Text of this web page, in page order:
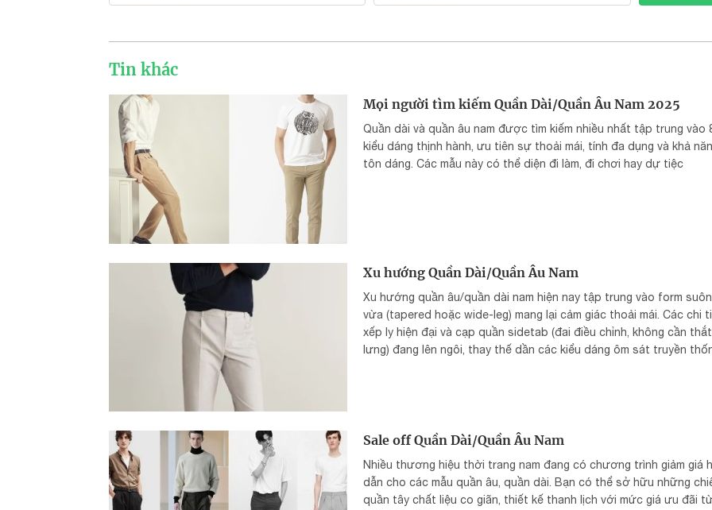
Tin khác
Mọi người tìm kiếm Quần Dài/Quần Âu Nam 2025
Quần dài và quần âu nam được tìm kiếm nhiều nhất tập trung vào
kiểu dáng thịnh hành, ưu tiên sự thoải mái, tính đa dụng và khả
tôn dáng. Các mẫu này có thể diện đi làm, đi chơi hay dự tiệc
Xu hướng Quần Dài/Quần Âu Nam
Xu hướng quần âu/quần dài nam hiện nay tập trung vào form
vừa (tapered hoặc wide-leg) mang lại cảm giác thoải mái. Các chi
xếp ly hiện đại và cạp quần sidetab (đai điều chỉnh, không cần thắt
lưng) đang lên ngôi, thay thế dần các kiểu dáng ôm sát truyền
Sale off Quần Dài/Quần Âu Nam
Nhiều thương hiệu thời trang nam đang có chương trình giảm giá
dẫn cho các mẫu quần âu, quần dài. Bạn có thể sở hữu những
quần tây chất liệu co giãn, thiết kế thanh lịch với mức giá ưu đãi